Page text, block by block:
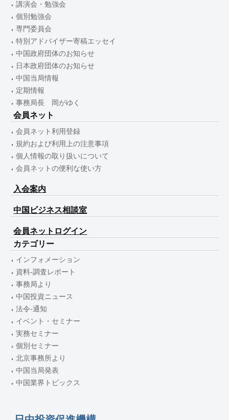
講演会・勉強会
個別勉強会
専門委員会
特別アドバイザー寄稿エッセイ
中国政府団体のお知らせ
日本政府団体のお知らせ
中国当局情報
定期情報
事務局長 岡がゆく
会員ネット
会員ネット利用登録
規約および利用上の注意事項
個人情報の取り扱いについて
会員ネットの便利な使い方
入会案内
中国ビジネス相談室
会員ネットログイン
カテゴリー
インフォメーション
資料-調査レポート
事務局より
中国投資ニュース
法令-通知
イベント・セミナー
実務セミナー
個別セミナー
北京事務所より
中国当局発表
中国業界トピックス